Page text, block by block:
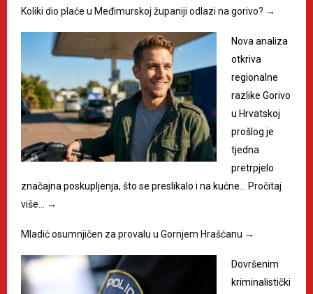
Koliki dio plaće u Međimurskoj županiji odlazi na gorivo? →
Nova analiza
otkriva
regionalne
razlike Gorivo
u Hrvatskoj
prošlog je
tjedna
pretrpjelo
značajna poskupljenja, što se preslikalo i na kućne…
Pročitaj
više…
→
Mladić osumnjičen za provalu u Gornjem Hrašćanu →
Dovršenim
kriminalistički